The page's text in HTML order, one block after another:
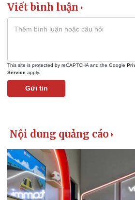
Vụ án
Tin nóng
Tư vấn luật
Vũ
Viết bình luận
This site is protected by reCAPTCHA and the Google
Service apply.
Gửi tin